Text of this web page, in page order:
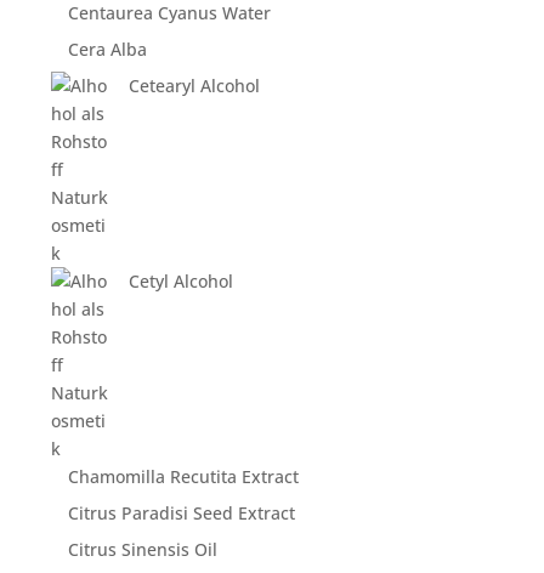
Centaurea Cyanus Water
Cera Alba
Cetearyl Alcohol
Cetyl Alcohol
Chamomilla Recutita Extract
Citrus Paradisi Seed Extract
Citrus Sinensis Oil